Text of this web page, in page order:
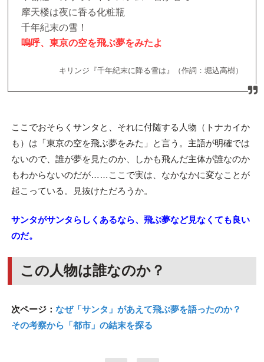
摩天楼は夜に香る化粧瓶
千年紀末の雪！
嗚呼、東京の空を飛ぶ夢をみたよ
キリンジ『千年紀末に降る雪は』（作詞：堀込高樹）
ここでおそらくサンタと、それに付随する人物（トナカイか
も）は「東京の空を飛ぶ夢をみた」と言う。主語が明確では
ないので、誰が夢を見たのか、しかも飛んだ主体が誰なのか
もわからないのだが……ここで実は、なかなかに変なことが
起こっている。見抜けただろうか。
サンタがサンタらしくあるなら、飛ぶ夢など見なくても良い
のだ。
この人物は誰なのか？
次ページ： なぜ「サンタ」があえて飛ぶ夢を語ったのか？
その考察から「都市」の結末を探る